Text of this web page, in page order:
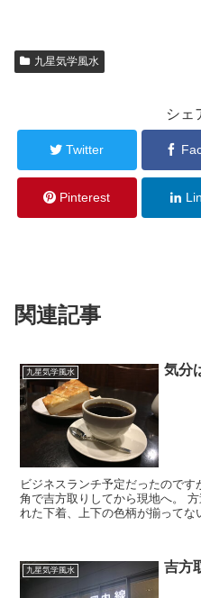
九星気学風水
シェ
Twitter
Pinterest
関連記事
九星気学風水 気分
ビジネスランチ予定だったので
角で吉方取りしてから現地へ。 方違えとい
れた下着、上下の色柄が揃ってな
九星気学風水 吉方